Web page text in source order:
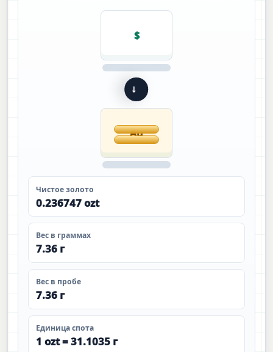
$
→
Au
Чистое золото
0.236747 ozt
Вес в граммах
7.36 г
Вес в пробе
7.36 г
Единица спота
1 ozt = 31.1035 г